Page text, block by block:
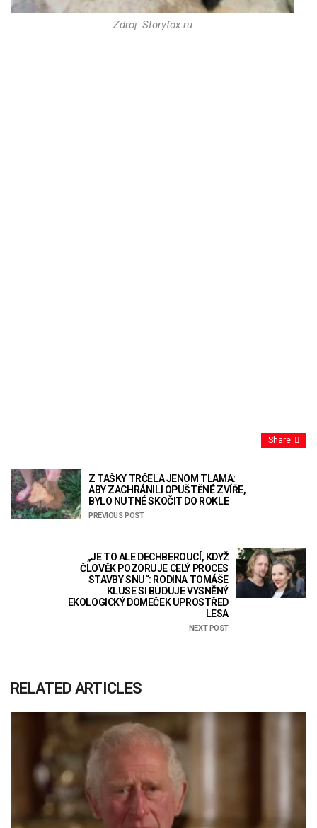
Zdroj: Storyfox.ru
Share
Z TAŠKY TRČELA JENOM TLAMA:
ABY ZACHRÁNILI OPUŠTĚNÉ ZVÍŘE,
BYLO NUTNÉ SKOČIT DO ROKLE
PREVIOUS POST
„JE TO ALE DECHBEROUCÍ, KDYŽ
ČLOVĚK POZORUJE CELÝ PROCES
STAVBY SNU“: RODINA TOMÁŠE
KLUSE SI BUDUJE VYSNĚNÝ
EKOLOGICKÝ DOMEČEK UPROSTŘED
LESA
NEXT POST
RELATED ARTICLES